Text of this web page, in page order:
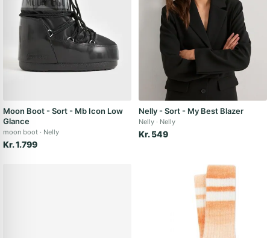
Moon Boot - Sort - Mb Icon Low
Glance
moon boot Nelly
Kr. 1.799
Nelly - Sort - My Best Blazer
Nelly Nelly
Kr. 549